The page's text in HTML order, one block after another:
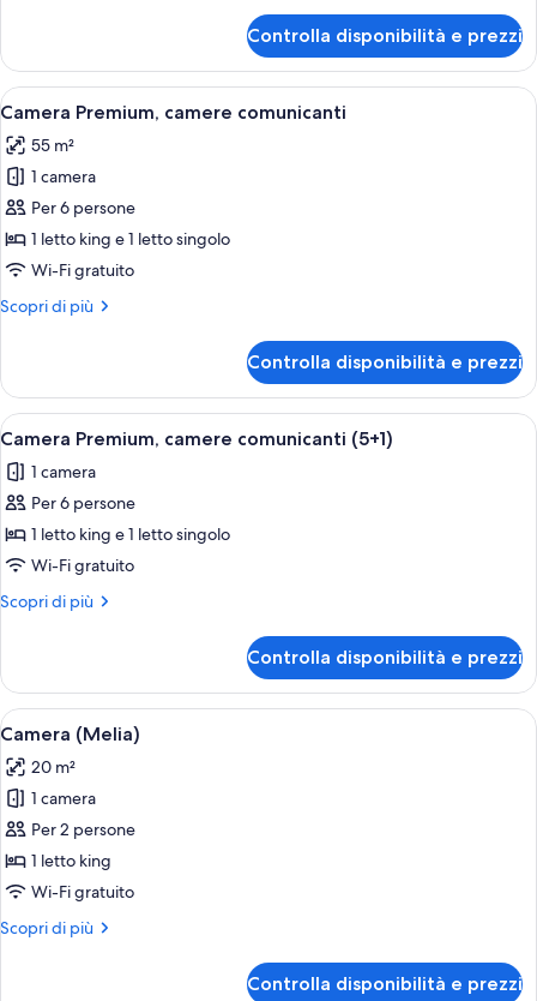
Connecting
Rooms
(3+1)
Controlla disponibilità e prezzi
Apri
tutte
le
foto
per
Camera
Premium,
comunicanti
Una camera d'albergo moderna con
4
Camera Premium, camere comunicanti
55 m²
1 camera
Per 6 persone
1 letto king e 1 letto singolo
Wi-Fi gratuito
Scopri di più
Altri
Premium,
camere
comunicanti
Controlla disponibilità e prezzi
Apri
tutte
le
foto
per
Camera
Premium,
camere
(5+1)
Una camera d'albergo moderna con
4
Camera Premium, camere comunicanti (5+1)
1 camera
Per 6 persone
1 letto king e 1 letto singolo
Wi-Fi gratuito
Scopri di più
Altri
Premium,
camere
comunicanti
Controlla disponibilità e prezzi
Apri
tutte
le
foto
per
Camera
(Melia)
Camera d'albergo con due letti, un
6
Camera (Melia)
20 m²
1 camera
Per 2 persone
1 letto king
Wi-Fi gratuito
Scopri di più
Altri
Controlla disponibilità e prezzi